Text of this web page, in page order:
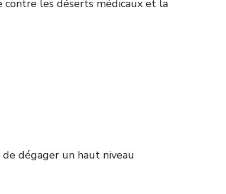
contre les déserts médicaux et la
dégager un haut niveau